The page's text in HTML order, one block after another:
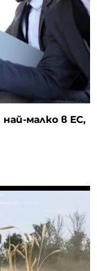
малко в ЕС,